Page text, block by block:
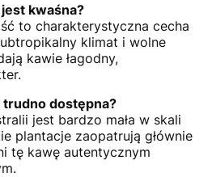
kwaśna?
to charakterystyczna cecha
klimat i wolne
kawie łagodny,
trudno dostępna?
jest bardzo mała w skali
plantacje zaopatrują głównie
tę kawę autentycznym